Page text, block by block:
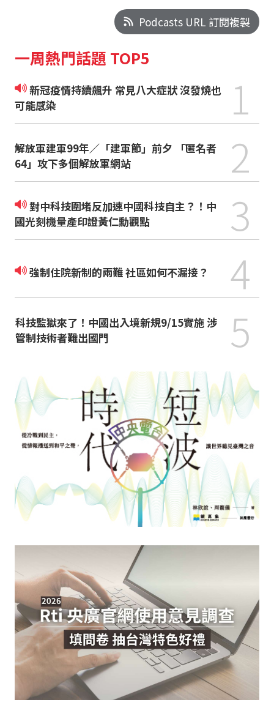
Podcasts URL 訂閱複製
一周熱門話題 TOP5
新冠疫情持續飆升 常見八大症狀 沒發燒也
可能感染
1
解放軍建軍99年／「建軍節」前夕 「匿名者
64」攻下多個解放軍網站
2
對中科技圍堵反加速中國科技自主？！中
國光刻機量產印證黃仁勳觀點
3
強制住院新制的兩難 社區如何不漏接？ 4
科技監獄來了！中國出入境新規9/15實施 涉
管制技術者難出國門
5